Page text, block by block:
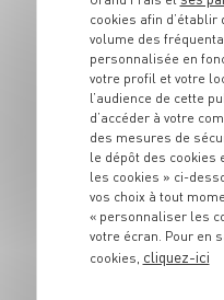
6 pers.
DESSERT
Galette
cookies afin
volume des
personnalisée en
votre profil et votre
l’audience de cette
d’accéder à votre
des mesures de
le dépôt des cookies
les cookies » ci-
vos choix à tout
« personnaliser les
votre écran. Pour en
cookies, cliquez-ici